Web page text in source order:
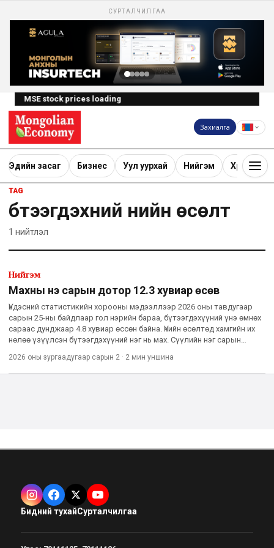
СУРТАЛЧИЛГАА
MSE stock prices loading
Захиалга
Эдийн засаг Бизнес Уул уурхай Нийгэм Хөрөнгө
TAG
бүтээгдэхүүний үнийн өсөлт
1 нийтлэл
Нийгэм
Махны үнэ сарын дотор 12.3 хувиар өсөв
Үндэсний статистикийн хорооны мэдээллээр 2026 оны тавдугаар
сарын 25-ны байдлаар гол нэрийн бараа, бүтээгдэхүүний үнэ өмнөх
сараас дунджаар 4.8 хувиар өссөн байна. Үнийн өсөлтөд хамгийн их
нөлөө үзүүлсэн бүтээгдэхүүний нэг нь мах. Сүүлийн нэг сарын
2026 оны зургаадугаар сарын 2 · 2 мин уншина
Бидний тухайСурталчилгаа